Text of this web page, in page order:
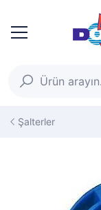
Şalterler